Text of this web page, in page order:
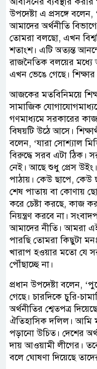
উপদেষ্টা এ প্রসঙ্গে
আমাদের অর্থনীতি বিভাগে
তোমরা বলছো, এখন
শতাংশ। এটি অত্যন্ত
রাজনৈতিক বলয়ের মধ্যে
এখন ভেঙে গেছে। শিক্ষার
আজকের মতবিনিময়ে
সামাজিক
গণমাধ্যমে সরকারের
বিষয়টি উঠে আসে।
বলেন, ‘যারা সোশ্যাল
বিরুদ্ধে সরব এটা ঠিক।
নেই। আছে শুধু প্রেস উইং।
পাঠায়। কেউ ছাপে, কেউ
শেষ পাতায় বা কোণায়
করে চেষ্টা করছে, কাজ
নিয়ন্ত্রণ করবে না।
আমাদের নীতি। আমরা
পারছি তোমরা কিছুটা
খারাপ হওয়ার মতো যে
পৌঁছাচ্ছে না।
প্রধান উপদেষ্টা বলেন,
গেছে। চারদিকে চুরি-
অর্থনীতির শ্বেতপত্র
ঐতিহাসিক দলিল। আমি
পড়ানো উচিত। দেশের
দায় আওয়ামী লীগের।
বলে ঘোষণা দিয়েছে